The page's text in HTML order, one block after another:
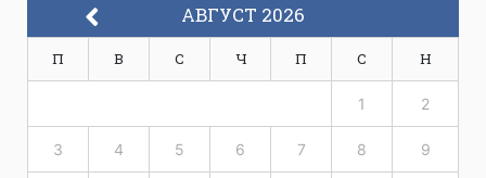
АВГУСТ 2026
П В С Ч П С Н
1 2
3 4 5 6 7 8 9